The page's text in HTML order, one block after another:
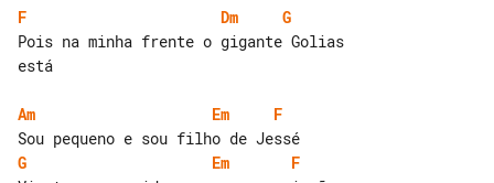
F
Dm
G
Pois na minha frente o gigante Golias
está
Am Em
F
G
Em
F